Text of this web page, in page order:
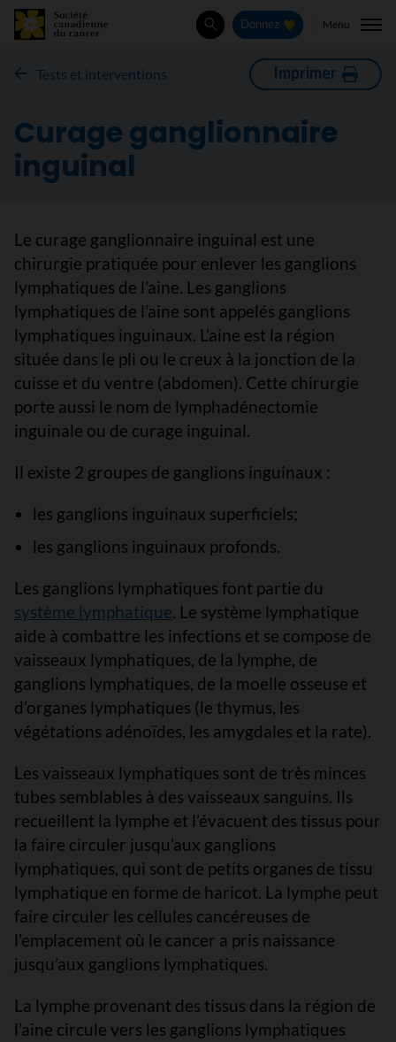
Rechercher
Donnez Menu
Tests et interventions Imprimer
Curage ganglionnaire
inguinal
Le curage ganglionnaire inguinal est une
chirurgie pratiquée pour enlever les ganglions
lymphatiques de l’aine. Les ganglions
lymphatiques de l’aine sont appelés ganglions
lymphatiques inguinaux. L’aine est la région
située dans le pli ou le creux à la jonction de la
cuisse et du ventre (abdomen). Cette chirurgie
porte aussi le nom de lymphadénectomie
inguinale ou de curage inguinal.
Il existe 2 groupes de ganglions inguinaux :
les ganglions inguinaux superficiels;
les ganglions inguinaux profonds.
Les ganglions lymphatiques font partie du
système lymphatique. Le système lymphatique
aide à combattre les infections et se compose de
vaisseaux lymphatiques, de la lymphe, de
ganglions lymphatiques, de la moelle osseuse et
d’organes lymphatiques (le thymus, les
végétations adénoïdes, les amygdales et la rate).
Les vaisseaux lymphatiques sont de très minces
tubes semblables à des vaisseaux sanguins. Ils
recueillent la lymphe et l’évacuent des tissus pour
la faire circuler jusqu’aux ganglions
lymphatiques, qui sont de petits organes de tissu
lymphatique en forme de haricot. La lymphe peut
faire circuler les cellules cancéreuses de
l’emplacement où le cancer a pris naissance
jusqu’aux ganglions lymphatiques.
La lymphe provenant des tissus dans la région de
l’aine circule vers les ganglions lymphatiques